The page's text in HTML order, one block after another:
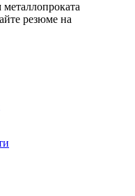
резюме на